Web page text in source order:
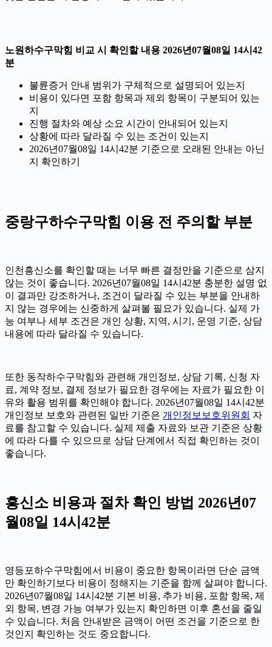
노원하수구막힘 비교 시 확인할 내용 2026년07월08일 14시42
분
불륜증거 안내 범위가 구체적으로 설명되어 있는지
비용이 있다면 포함 항목과 제외 항목이 구분되어 있는
지
진행 절차와 예상 소요 시간이 안내되어 있는지
상황에 따라 달라질 수 있는 조건이 있는지
2026년07월08일 14시42분 기준으로 오래된 안내는 아닌
지 확인하기
중랑구하수구막힘 이용 전 주의할 부분
인천흥신소를 확인할 때는 너무 빠른 결정만을 기준으로 삼지
않는 것이 좋습니다. 2026년07월08일 14시42분 충분한 설명 없
이 결과만 강조하거나, 조건이 달라질 수 있는 부분을 안내하
지 않는 경우에는 신중하게 살펴볼 필요가 있습니다. 실제 가
능 여부나 세부 조건은 개인 상황, 지역, 시기, 운영 기준, 상담
내용에 따라 달라질 수 있습니다.
또한 동작하수구막힘와 관련해 개인정보, 상담 기록, 신청 자
료, 계약 정보, 결제 정보가 필요한 경우에는 자료가 필요한 이
유와 활용 범위를 확인해야 합니다. 2026년07월08일 14시42분
개인정보 보호와 관련된 일반 기준은 개인정보보호위원회 자
료를 참고할 수 있습니다. 실제 제출 자료와 보관 기준은 상황
에 따라 다를 수 있으므로 상담 단계에서 직접 확인하는 것이
좋습니다.
흥신소 비용과 절차 확인 방법 2026년07
월08일 14시42분
영등포하수구막힘에서 비용이 중요한 항목이라면 단순 금액
만 확인하기보다 비용이 정해지는 기준을 함께 살펴야 합니다.
2026년07월08일 14시42분 기본 비용, 추가 비용, 포함 항목, 제
외 항목, 변경 가능 여부가 있는지 확인하면 이후 혼선을 줄일
수 있습니다. 처음 안내받은 금액이 어떤 조건을 기준으로 한
것인지 확인하는 것도 중요합니다.